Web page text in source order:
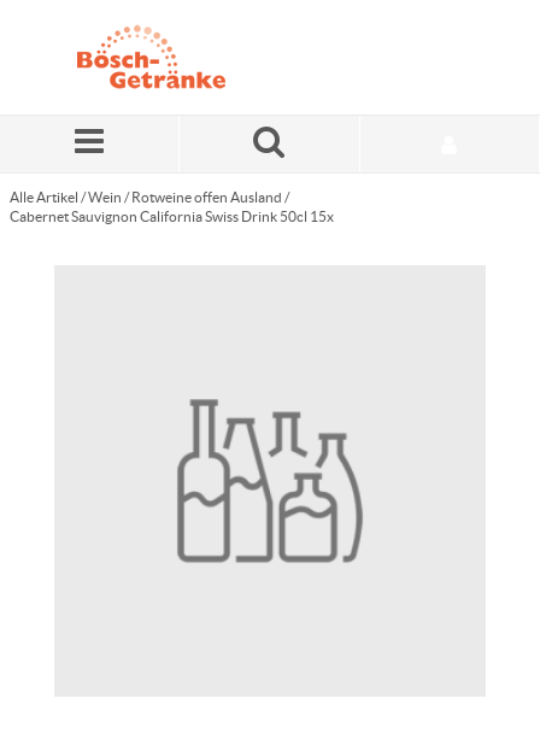
Alle Artikel /Wein / Rotweine offen Ausland /
Cabernet Sauvignon California Swiss Drink 50cl 15x